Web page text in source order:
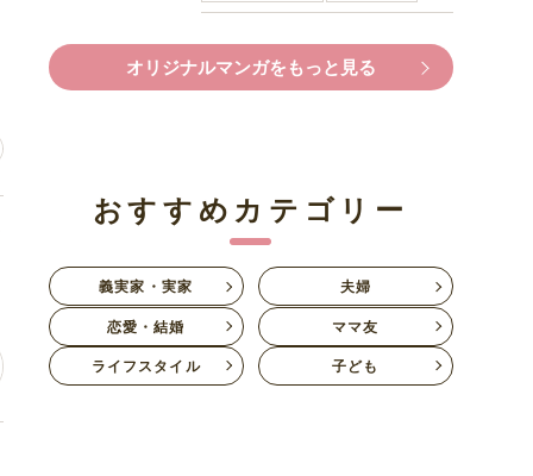
オリジナルマンガをもっと見る
おすすめカテゴリー
義実家・実家
夫婦
恋愛・結婚
ママ友
ライフスタイル
子ども